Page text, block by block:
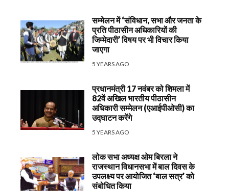
सम्मेलन में ‘संविधान, सभा और जनता के
प्रति पीठासीन अधिकारियों की
जिम्मेदारी’ विषय पर भी विचार किया
जाएगा
5 YEARS AGO
प्रधानमंत्री 17 नवंबर को शिमला में
82वें अखिल भारतीय पीठासीन
अधिकारी सम्मेलन (एआईपीओसी) का
उद्घाटन करेंगे
5 YEARS AGO
लोक सभा अध्यक्ष ओम बिरला ने
राजस्थान विधानसभा में बाल दिवस के
उपलक्ष्य पर आयोजित ‘बाल सत्र’ को
संबोधित किया